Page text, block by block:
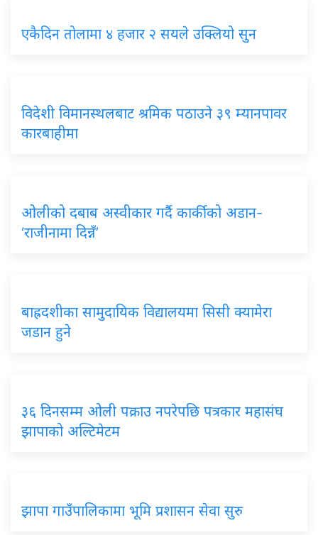
एकैदिन तोलामा ४ हजार २ सयले उक्लियो सुन
विदेशी विमानस्थलबाट श्रमिक पठाउने ३९ म्यानपावर
कारबाहीमा
ओलीको दबाब अस्वीकार गर्दै कार्कीको अडान-
‘राजीनामा दिन्नँ’
बाह्रदशीका सामुदायिक विद्यालयमा सिसी क्यामेरा
जडान हुने
३६ दिनसम्म ओली पक्राउ नपरेपछि पत्रकार महासंघ
झापाको अल्टिमेटम
झापा गाउँपालिकामा भूमि प्रशासन सेवा सुरु